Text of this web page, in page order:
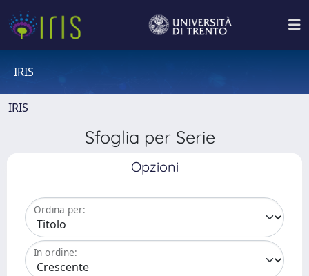
IRIS
IRIS
Sfoglia per Serie
Opzioni
Ordina per:
In ordine: